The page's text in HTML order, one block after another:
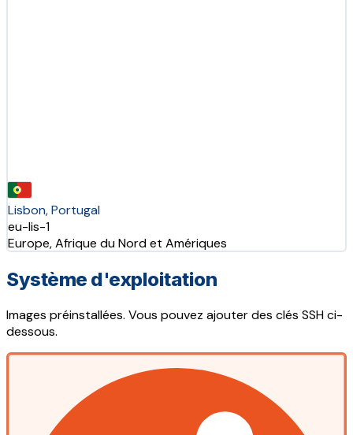
Lisbon, Portugal
eu-lis-1
Europe, Afrique du Nord et Amériques
Système d'exploitation
Images préinstallées. Vous pouvez ajouter des clés SSH ci-
dessous.